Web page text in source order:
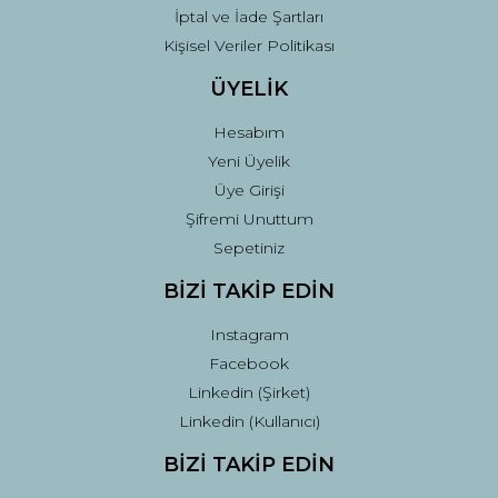
İptal ve İade Şartları
Kişisel Veriler Politikası
ÜYELİK
Hesabım
Yeni Üyelik
Üye Girişi
Şifremi Unuttum
Sepetiniz
BİZİ TAKİP EDİN
Instagram
Facebook
Linkedin (Şirket)
Linkedin (Kullanıcı)
BİZİ TAKİP EDİN